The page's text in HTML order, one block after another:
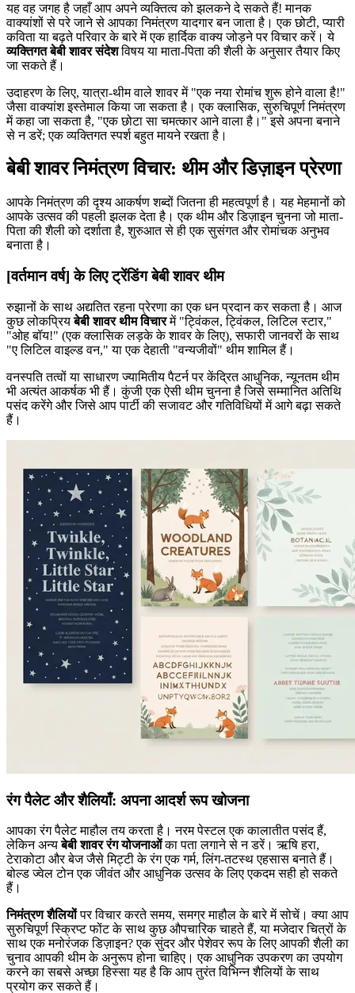
यह वह जगह है जहाँ आप अपने व्यक्तित्व को झलकने दे सकते हैं! मानक
वाक्यांशों से परे जाने से आपका निमंत्रण यादगार बन जाता है। एक छोटी, प्यारी
कविता या बढ़ते परिवार के बारे में एक हार्दिक वाक्य जोड़ने पर विचार करें। ये
व्यक्तिगत बेबी शावर संदेशविषय या माता-पिता की शैली के अनुसार तैयार किए
जा सकते हैं।
उदाहरण के लिए, यात्रा-थीम वाले शावर में "एक नया रोमांच शुरू होने वाला है!"
जैसा वाक्यांश इस्तेमाल किया जा सकता है। एक क्लासिक, सुरुचिपूर्ण निमंत्रण
में कहा जा सकता है, "एक छोटा सा चमत्कार आने वाला है।" इसे अपना बनाने
से न डरें; एक व्यक्तिगत स्पर्श बहुत मायने रखता है।
बेबी शावर निमंत्रण विचार: थीम और डिज़ाइन प्रेरणा
आपके निमंत्रण की दृश्य आकर्षण शब्दों जितना ही महत्वपूर्ण है। यह मेहमानों को
आपके उत्सव की पहली झलक देता है। एक थीम और डिज़ाइन चुनना जो माता-
पिता की शैली को दर्शाता है, शुरुआत से ही एक सुसंगत और रोमांचक अनुभव
बनाता है।
[वर्तमान वर्ष] के लिए ट्रेंडिंग बेबी शावर थीम
रुझानों के साथ अद्यतित रहना प्रेरणा का एक धन प्रदान कर सकता है। आज
कुछ लोकप्रियबेबी शावर थीम विचारमें "ट्विंकल, ट्विंकल, लिटिल स्टार,"
"ओह बॉय!" (एक क्लासिक लड़के के शावर के लिए), सफारी जानवरों के साथ
"ए लिटिल वाइल्ड वन," या एक देहाती "वन्यजीवों" थीम शामिल हैं।
वनस्पति तत्वों या साधारण ज्यामितीय पैटर्न पर केंद्रित आधुनिक, न्यूनतम थीम
भी अत्यंत आकर्षक भी हैं। कुंजी एक ऐसी थीम चुनना है जिसे सम्मानित अतिथि
पसंद करेंगे और जिसे आप पार्टी की सजावट और गतिविधियों में आगे बढ़ा सकते
हैं।
रंग पैलेट और शैलियाँ: अपना आदर्श रूप खोजना
आपका रंग पैलेट माहौल तय करता है। नरम पेस्टल एक कालातीत पसंद हैं,
लेकिन अन्यबेबी शावर रंग योजनाओंका पता लगाने से न डरें। ऋषि हरा,
टेराकोटा और बेज जैसे मिट्टी के रंग एक गर्म, लिंग-तटस्थ एहसास बनाते हैं।
बोल्ड ज्वेल टोन एक जीवंत और आधुनिक उत्सव के लिए एकदम सही हो सकते
हैं।
निमंत्रण शैलियोंपर विचार करते समय, समग्र माहौल के बारे में सोचें। क्या आप
सुरुचिपूर्ण स्क्रिप्ट फोंट के साथ कुछ औपचारिक चाहते हैं, या मजेदार चित्रों के
साथ एक मनोरंजक डिज़ाइन? एक सुंदर और पेशेवर रूप के लिए आपकी शैली का
चुनाव आपकी थीम के अनुरूप होना चाहिए। एक आधुनिक उपकरण का उपयोग
करने का सबसे अच्छा हिस्सा यह है कि आप तुरंत विभिन्न शैलियों के साथ
प्रयोग कर सकते हैं।